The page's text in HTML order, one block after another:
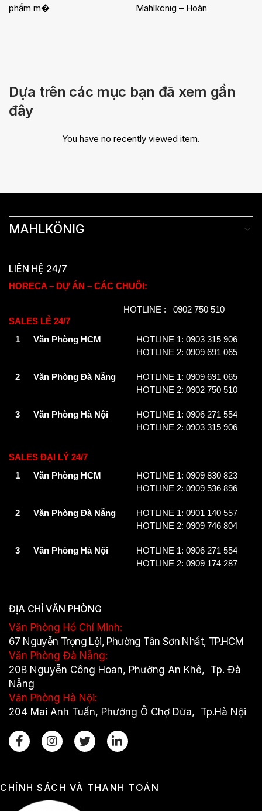
phẩm m�
Mahlkönig – Hoàn
Dựa trên các mục bạn đã xem gần
đây
You have no recently viewed item.
MAHLKÖNIG
LIÊN HỆ 24/7
HORECA – DỰ ÁN – CÁC CHUỖI:
HOTLINE : 0902 750 510
SALES LẺ 24/7
1
Văn Phòng HCM
HOTLINE 1: 0903 315 906
HOTLINE 2: 0909 691 065
2 Văn Phòng Đà Nẵng
HOTLINE 1: 0909 691 065
HOTLINE 2: 0902 750 510
3 Văn Phòng Hà Nội
HOTLINE 1: 0906 271 554
HOTLINE 2: 0903 315 906
SALES ĐẠI LÝ 24/7
1
Văn Phòng HCM
HOTLINE 1: 0909 830 823
HOTLINE 2: 0909 536 896
2 Văn Phòng Đà Nẵng
HOTLINE 1: 0901 140 557
HOTLINE 2: 0909 746 804
3 Văn Phòng Hà Nội
HOTLINE 1: 0906 271 554
HOTLINE 2: 0909 174 287
ĐỊA CHỈ VĂN PHÒNG
Văn Phòng Hồ Chí Minh:
67 Nguyễn Trọng Lội, Phường Tân Sơn Nhất, TP.HCM
Văn Phòng Đà Nẵng:
20B Nguyễn Công Hoan, Phường An Khê, Tp. Đà
Nẵng
Văn Phòng Hà Nội:
204 Mai Anh Tuấn, Phường Ô Chợ Dừa, Tp.Hà Nội
CHÍNH SÁCH VÀ THANH TOÁN